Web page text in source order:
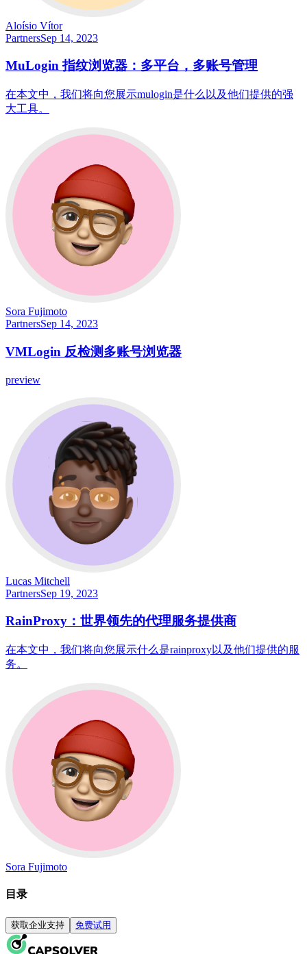
Aloísio Vítor
PartnersSep 14, 2023
MuLogin 指纹浏览器：多平台，多账号管理
在本文中，我们将向您展示mulogin是什么以及他们提供的强
大工具。
Sora Fujimoto
PartnersSep 14, 2023
VMLogin 反检测多账号浏览器
preview
Lucas Mitchell
PartnersSep 19, 2023
RainProxy：世界领先的代理服务提供商
在本文中，我们将向您展示什么是rainproxy以及他们提供的服
务。
Sora Fujimoto
目录
获取企业支持 免费试用